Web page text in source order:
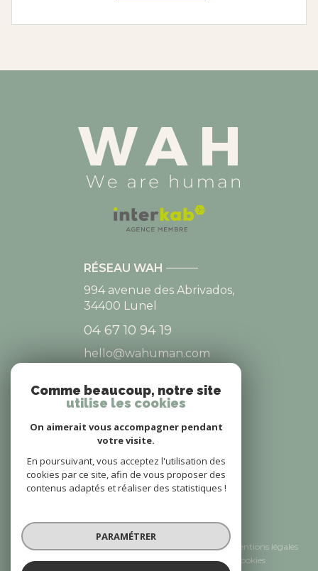
RÉSEAU WAH
994 avenue des Abrivados,
34400 Lunel
04 67 10 94 19
hello@wahuman.com
NOS RÉSEAUX
NOUS SUIVRE
Nos honoraires
Nos partenaires
Mentions légales
Admin
Politique RGPD Cookies
Comme beaucoup, notre site
utilise les cookies
On aimerait vous accompagner pendant
votre visite.
En poursuivant, vous acceptez l'utilisation des
cookies par ce site, afin de vous proposer des
contenus adaptés et réaliser des statistiques !
PARAMÉTRER